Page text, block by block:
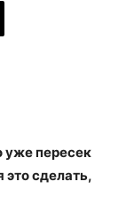
уже пересек
это сделать,